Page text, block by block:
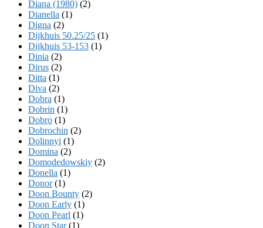
Diana (1980) (2)
Dianella (1)
Digna (2)
Dijkhuis 50.25/25 (1)
Dijkhuis 53-153 (1)
Dinia (2)
Dirus (2)
Ditta (1)
Diva (2)
Dobra (1)
Dobrin (1)
Dobro (1)
Dobrochin (2)
Dolinnyi (1)
Domina (2)
Domodedowskiy (2)
Donella (1)
Donor(1)
Doon Bounty (2)
Doon Early (1)
Doon Pearl (1)
Doon Star(1)